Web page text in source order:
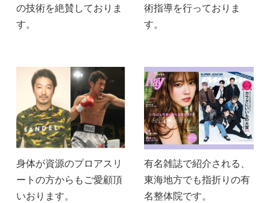
の技術を絶賛しておりま
す。
術指導を行っておりま
す。
身体が資源のプロアスリ
ートの方からもご愛顧頂
いおります。
有名雑誌で紹介される、
東海地方でも指折りの有
名整体院です。